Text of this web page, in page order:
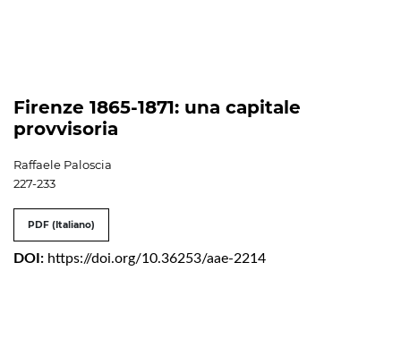
Firenze 1865-1871: una capitale
provvisoria
Raffaele Paloscia
227-233
PDF (Italiano)
DOI: https://doi.org/10.36253/aae-2214